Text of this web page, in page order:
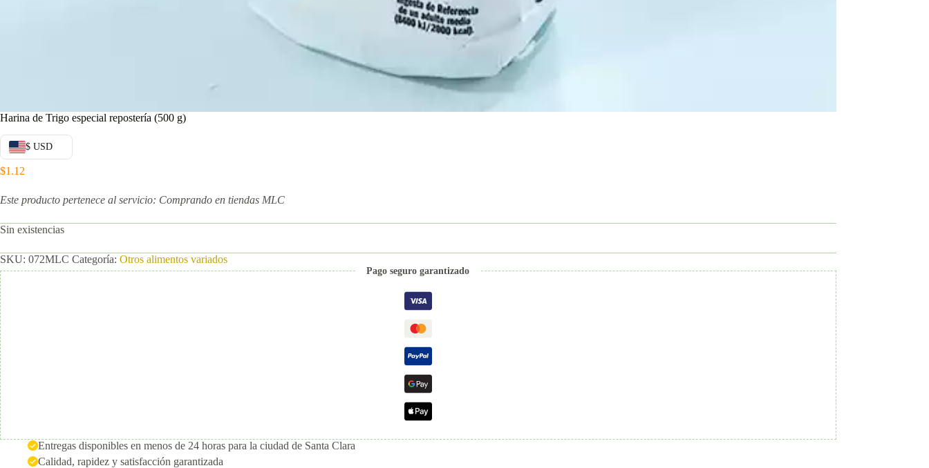
Harina de Trigo especial repostería (500 g)
$ USD
$1.12
Este producto pertenece al servicio: Comprando en tiendas MLC
Sin existencias
SKU: 072MLC Categoría: Otros alimentos variados
Pago seguro garantizado
Entregas disponibles en menos de 24 horas para la ciudad de Santa Clara
Calidad, rapidez y satisfacción garantizada